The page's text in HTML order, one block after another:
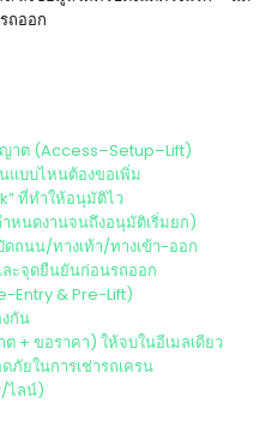
ถออก
าต (Access–Setup–Lift)
แบบไหนต้องขอเพิ่ม
ที่ทำให้อนุมัติไว
หนดงานจนถึงอนุมัติเริ่มยก)
ถนน/ทางเท้า/ทางเข้า-ออก
ะจุดยืนยันก่อนรถออก
Entry & Pre-Lift)
กัน
+ ขอราคา) ให้จบในอีเมลเดียว
ภัยในการเช่ารถเครน
/ไลน์)